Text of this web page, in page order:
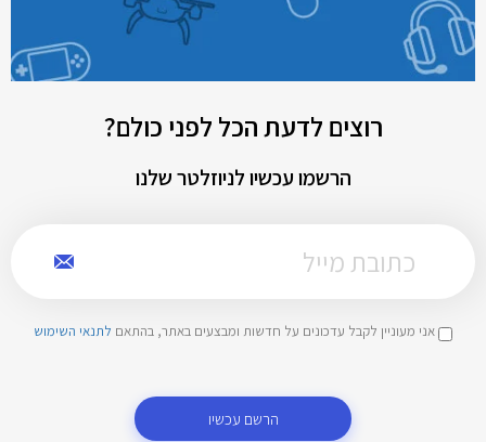
רוצים לדעת הכל לפני כולם?
הרשמו עכשיו לניוזלטר שלנו
אני מעוניין לקבל עדכונים על חדשות ומבצעים באתר, בהתאם לתנאי השימוש
הרשם עכשיו